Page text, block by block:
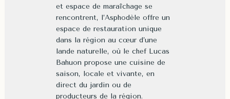
et espace de maraîchage se
rencontrent, l’Asphodèle offre un
espace de restauration unique
dans la région au cœur d’une
lande naturelle, où le chef Lucas
Bahuon propose une cuisine de
saison, locale et vivante, en
direct du jardin ou de
producteurs de la région.